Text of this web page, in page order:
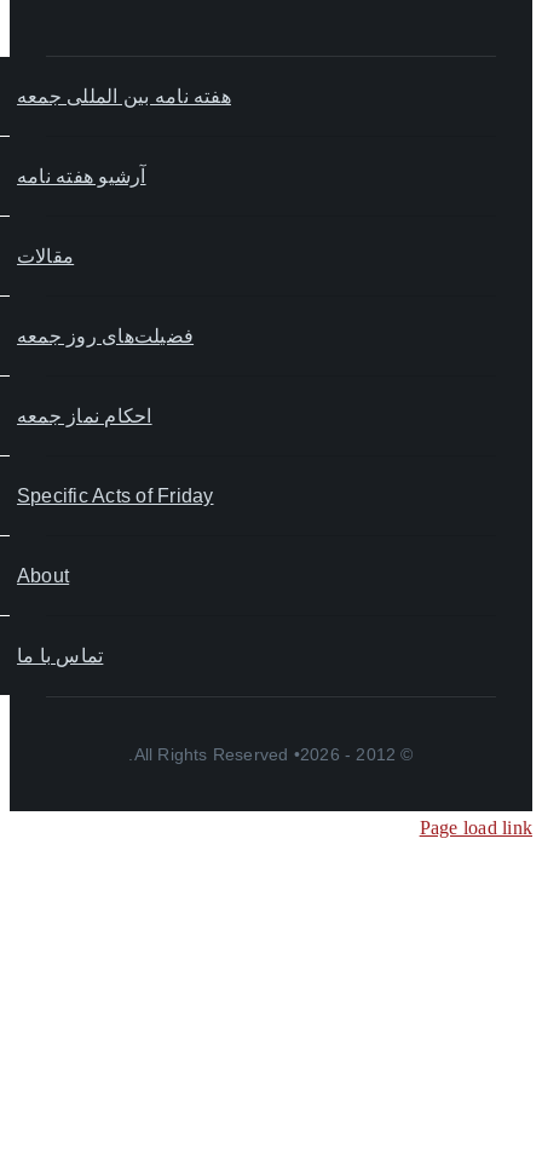
هفته نامه بین المللی جمعه
آرشیو هفته نامه
مقالات
فضیلت‌های روز جمعه
احکام نماز جمعه
Specific Acts of Friday
About
تماس با ما
Page load